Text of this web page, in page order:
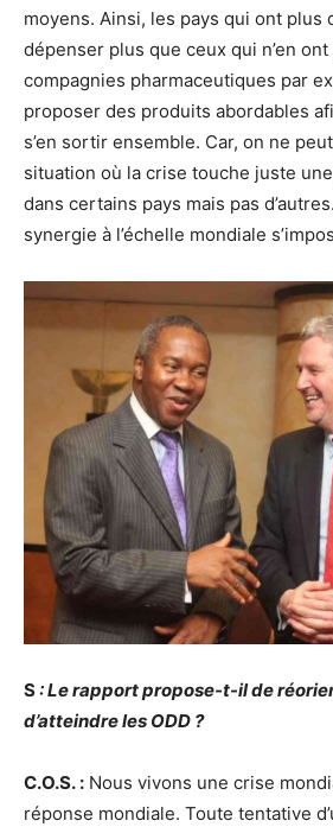
moyens. Ainsi, les pays qui ont plus
dépenser plus que ceux qui n’en
compagnies pharmaceutiques par
proposer des produits abordables
s’en sortir ensemble. Car, on ne
situation où la crise touche juste
dans certains pays mais pas
synergie à l’échelle mondiale
S: Le rapport propose-t-il de
d’atteindre les ODD ?
C.O.S. : Nous vivons une crise
réponse mondiale. Toute tentative